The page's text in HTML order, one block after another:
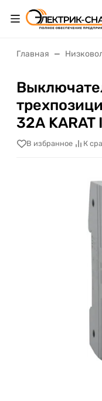
Главная
32А KARAT
В избранное К